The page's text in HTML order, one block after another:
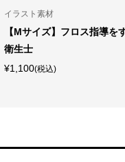
イラスト素材
【Mサイズ】フロス指導を
衛生士
¥1,100(税込)